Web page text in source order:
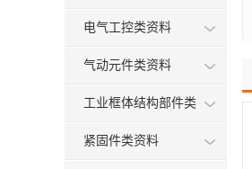
电气工控类资料
气动元件类资料
工业框体结构部件类
紧固件类资料